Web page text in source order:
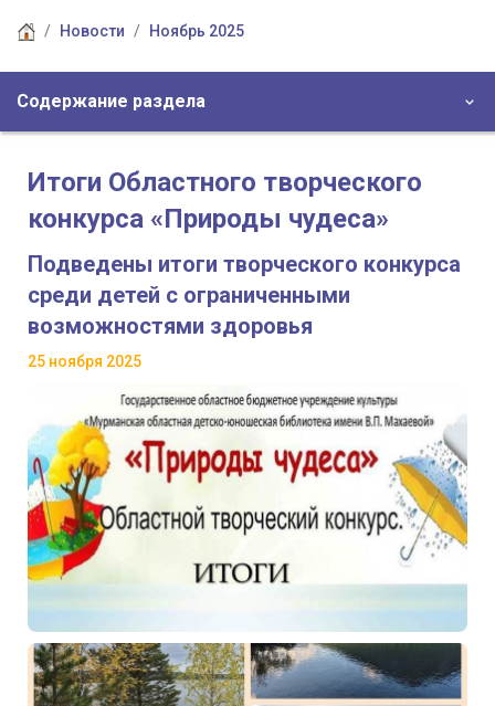
Новости Ноябрь 2025
Содержание раздела
Итоги Областного творческого
конкурса «Природы чудеса»
Подведены итоги творческого конкурса
среди детей с ограниченными
возможностями здоровья
25 ноября 2025